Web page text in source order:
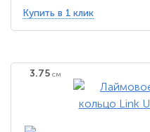
Купить в 1 клик
3.75 см